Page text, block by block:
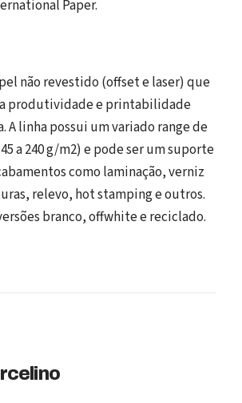
Paper.
não revestido (offset e laser) que
produtividade e printabilidade
A linha possui um variado range de
a 240 g/m2) e pode ser um suporte
como laminação, verniz
relevo, hot stamping e outros.
branco, offwhite e reciclado.